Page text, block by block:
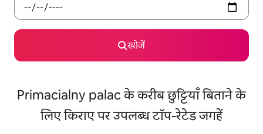
खोजें
Primacialny palac के करीब छुट्टियाँ बिताने के
लिए किराए पर उपलब्ध टॉप-रेटेड जगहें